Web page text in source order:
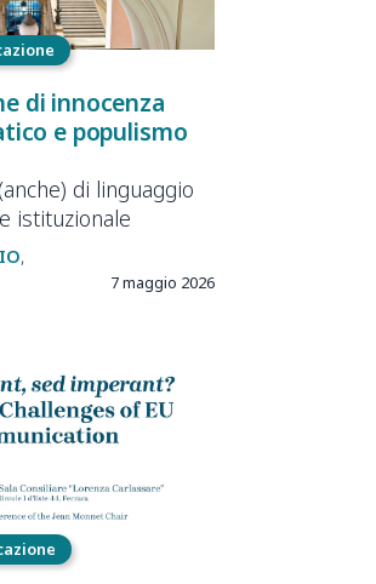
di innocenza
e populismo
di linguaggio
istituzionale
7 maggio 2026